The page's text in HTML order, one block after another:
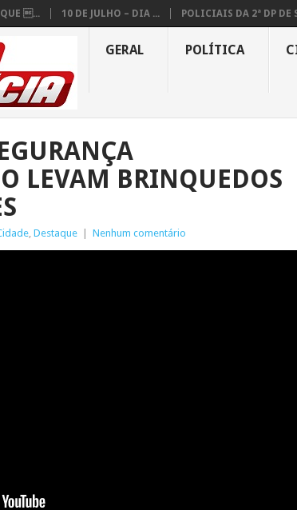
... 10 DE JULHO – DIA ... POLICIAIS DA 2ª DP DE
GERAL POLÍTICA
LEVAM BRINQUEDOS
, Destaque Nenhum comentário